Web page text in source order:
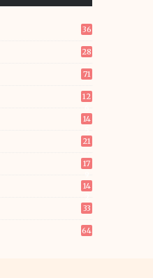
36
28
71
12
14
21
17
14
33
64